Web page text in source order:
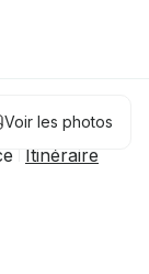
Voir les photos
de bain
Itinéraire